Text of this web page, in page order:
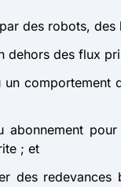
des robots,
dehors des flux
; et
des